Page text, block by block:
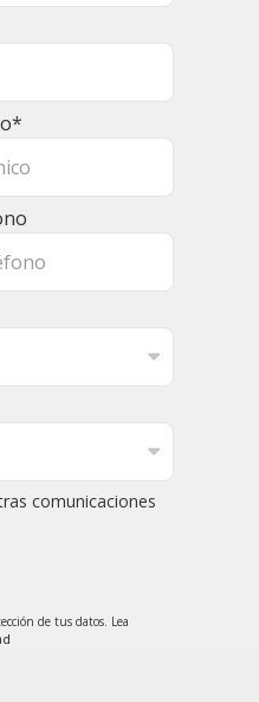
*
comunicaciones
de tus datos. Lea